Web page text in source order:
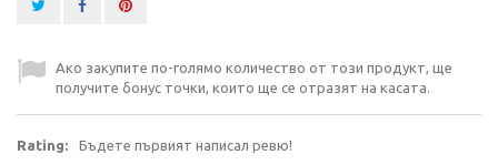
Ако закупите по-голямо количество от този продукт, ще
получите бонус точки, които ще се отразят на касата.
Rating: Бъдете първият написал ревю!